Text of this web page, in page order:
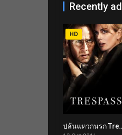
Recently
HD
ปล้นแหวกน